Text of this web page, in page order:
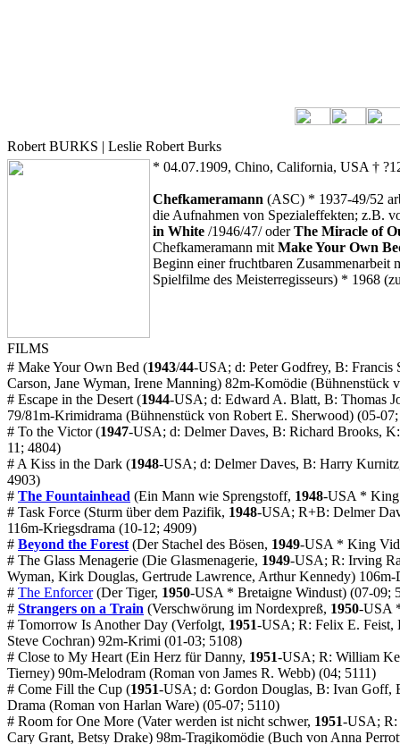
Robert BURKS | Leslie Robert Burks
* 04.07.1909, Chino, California, USA †
Chefkameramann (ASC) * 1937-49/52
die Aufnahmen von Spezialeffekten; z.B.
in White /1946/47/ oderThe Miracle of
Chefkameramann mit Make Your Own
Beginn einer fruchtbaren Zusammenarbeit
Spielfilme des Meisterregisseurs) * 1968
FILMS
# Make Your Own Bed (1943/44-USA; d: Peter Godfrey, B:
Carson, Jane Wyman, Irene Manning) 82m-Komödie
# Escape in the Desert (1944-USA; d: Edward A. Blatt, B: Thomas
79/81m-Krimidrama (Bühnenstück von Robert E. Sherwood) (05-
# To the Victor(1947-USA; d: Delmer Daves, B: Richard Brooks,
11; 4804)
# A Kiss in the Dark (1948-USA; d: Delmer Daves, B: Harry
4903)
# The Fountainhead (Ein Mann wie Sprengstoff, 1948-USA *
# Task Force (Sturm über dem Pazifik, 1948-USA; R+B: Delmer
116m-Kriegsdrama (10-12; 4909)
# Beyond the Forest (Der Stachel des Bösen, 1949-USA * King
# The Glass Menagerie (Die Glasmenagerie, 1949-USA; R: Irving
Wyman, Kirk Douglas, Gertrude Lawrence, Arthur Kennedy)
# The Enforcer(Der Tiger, 1950-USA * Bretaigne Windust) (07-09;
# Strangers on a Train (Verschwörung im Nordexpreß, 1950-USA
# Tomorrow Is Another Day (Verfolgt, 1951-USA; R: Felix E. Feist,
Steve Cochran) 92m-Krimi (01-03; 5108)
# Close to My Heart (Ein Herz für Danny, 1951-USA; R: William
Tierney) 90m-Melodram (Roman von James R. Webb) (04; 5111)
# Come Fill the Cup (1951-USA; d: Gordon Douglas, B: Ivan Goff,
Drama (Roman von Harlan Ware) (05-07; 5110)
# Room for One More (Vater werden ist nicht schwer, 1951-USA; R:
Cary Grant, Betsy Drake) 98m-Tragikomödie (Buch von Anna